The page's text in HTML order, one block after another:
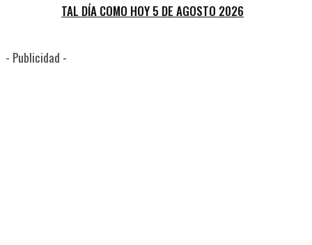
TAL DÍA COMO HOY 5 DE AGOSTO 2026
- Publicidad -